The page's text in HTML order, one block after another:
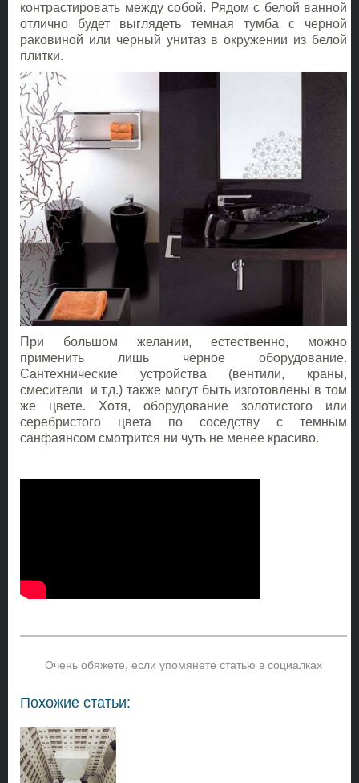
контрастировать между собой. Рядом с белой ванной
отлично будет выглядеть темная тумба с черной
раковиной или черный унитаз в окружении из белой
плитки.
При большом желании, естественно, можно
применить лишь черное оборудование.
Сантехнические устройства (вентили, краны,
смесители и т.д.) также могут быть изготовлены в том
же цвете. Хотя, оборудование золотистого или
серебристого цвета по соседству с темным
санфаянсом смотрится ни чуть не менее красиво.
Очень обяжете, если упомянете статью в социалках
Похожие статьи: